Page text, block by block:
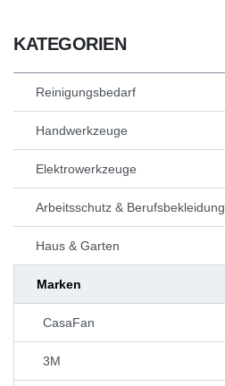
KATEGORIEN
Reinigungsbedarf
Handwerkzeuge
Elektrowerkzeuge
Arbeitsschutz & Berufsbekleidung
Haus & Garten
Marken
CasaFan
3M